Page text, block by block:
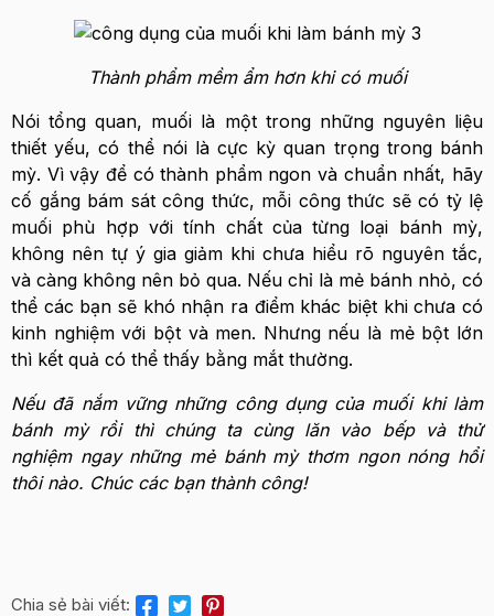
Thành phẩm mềm ẩm hơn khi có muối
Nói tổng quan, muối là một trong những nguyên liệu
thiết yếu, có thể nói là cực kỳ quan trọng trong bánh
mỳ. Vì vậy để có thành phẩm ngon và chuẩn nhất, hãy
cố gắng bám sát công thức, mỗi công thức sẽ có tỷ lệ
muối phù hợp với tính chất của từng loại bánh mỳ,
không nên tự ý gia giảm khi chưa hiểu rõ nguyên tắc,
và càng không nên bỏ qua. Nếu chỉ là mẻ bánh nhỏ, có
thể các bạn sẽ khó nhận ra điểm khác biệt khi chưa có
kinh nghiệm với bột và men. Nhưng nếu là mẻ bột lớn
thì kết quả có thể thấy bằng mắt thường.
Nếu đã nắm vững những công dụng của muối khi làm
bánh mỳ rồi thì chúng ta cùng lăn vào bếp và thử
nghiệm ngay những mẻ bánh mỳ thơm ngon nóng hổi
thôi nào. Chúc các bạn thành công!
Chia sẻ bài viết: